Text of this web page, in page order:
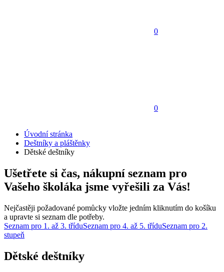
0
0
Úvodní stránka
Deštníky a pláštěnky
Dětské deštníky
Ušetřete si čas, nákupní seznam pro
Vašeho školáka jsme vyřešili za Vás!
Nejčastěji požadované pomůcky vložte jedním kliknutím do košíku
a upravte si seznam dle potřeby.
Seznam pro 1. až 3. tříduSeznam pro 4. až 5. tříduSeznam pro 2.
stupeň
Dětské deštníky